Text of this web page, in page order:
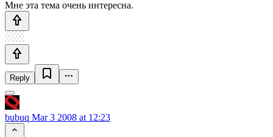
Мне эта тема очень интересна.
Reply
bubuq Mar 3 2008 at 12:23